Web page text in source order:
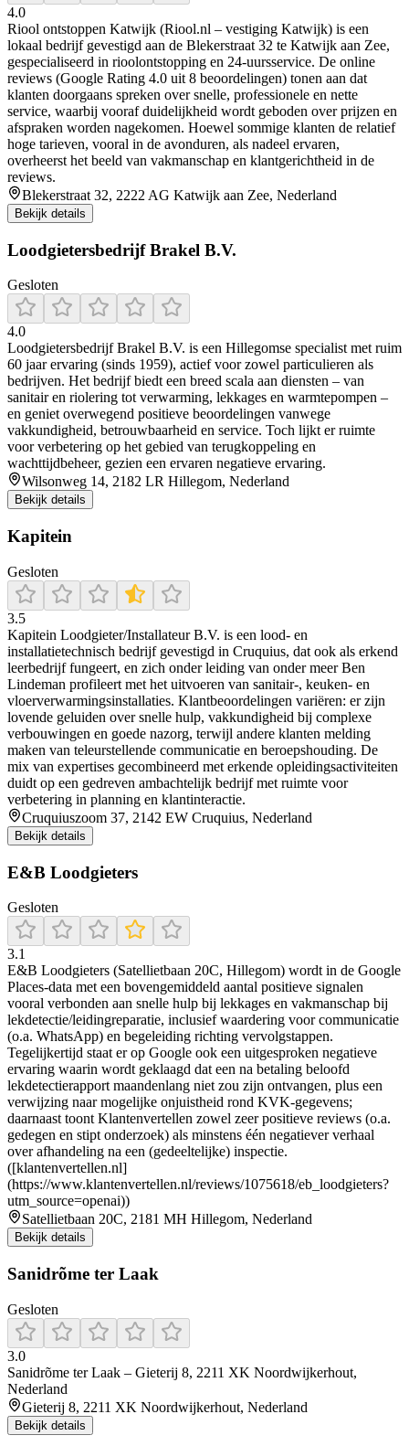
4.0
Riool ontstoppen Katwijk (Riool.nl – vestiging Katwijk) is een
lokaal bedrijf gevestigd aan de Blekerstraat 32 te Katwijk aan Zee,
gespecialiseerd in rioolontstopping en 24-uursservice. De online
reviews (Google Rating 4.0 uit 8 beoordelingen) tonen aan dat
klanten doorgaans spreken over snelle, professionele en nette
service, waarbij vooraf duidelijkheid wordt geboden over prijzen en
afspraken worden nagekomen. Hoewel sommige klanten de relatief
hoge tarieven, vooral in de avonduren, als nadeel ervaren,
overheerst het beeld van vakmanschap en klantgerichtheid in de
reviews.
Blekerstraat 32, 2222 AG Katwijk aan Zee, Nederland
Bekijk details
Loodgietersbedrijf Brakel B.V.
Gesloten
4.0
Loodgietersbedrijf Brakel B.V. is een Hillegomse specialist met ruim
60 jaar ervaring (sinds 1959), actief voor zowel particulieren als
bedrijven. Het bedrijf biedt een breed scala aan diensten – van
sanitair en riolering tot verwarming, lekkages en warmtepompen –
en geniet overwegend positieve beoordelingen vanwege
vakkundigheid, betrouwbaarheid en service. Toch lijkt er ruimte
voor verbetering op het gebied van terugkoppeling en
wachttijdbeheer, gezien een ervaren negatieve ervaring.
Wilsonweg 14, 2182 LR Hillegom, Nederland
Bekijk details
Kapitein
Gesloten
3.5
Kapitein Loodgieter/Installateur B.V. is een lood- en
installatietechnisch bedrijf gevestigd in Cruquius, dat ook als erkend
leerbedrijf fungeert, en zich onder leiding van onder meer Ben
Lindeman profileert met het uitvoeren van sanitair-, keuken- en
vloerverwarmingsinstallaties. Klantbeoordelingen variëren: er zijn
lovende geluiden over snelle hulp, vakkundigheid bij complexe
verbouwingen en goede nazorg, terwijl andere klanten melding
maken van teleurstellende communicatie en beroepshouding. De
mix van expertises gecombineerd met erkende opleidingsactiviteiten
duidt op een gedreven ambachtelijk bedrijf met ruimte voor
verbetering in planning en klantinteractie.
Cruquiuszoom 37, 2142 EW Cruquius, Nederland
Bekijk details
E&B Loodgieters
Gesloten
3.1
E&B Loodgieters (Satellietbaan 20C, Hillegom) wordt in de Google
Places-data met een bovengemiddeld aantal positieve signalen
vooral verbonden aan snelle hulp bij lekkages en vakmanschap bij
lekdetectie/leidingreparatie, inclusief waardering voor communicatie
(o.a. WhatsApp) en begeleiding richting vervolgstappen.
Tegelijkertijd staat er op Google ook een uitgesproken negatieve
ervaring waarin wordt geklaagd dat een na betaling beloofd
lekdetectierapport maandenlang niet zou zijn ontvangen, plus een
verwijzing naar mogelijke onjuistheid rond KVK-gegevens;
daarnaast toont Klantenvertellen zowel zeer positieve reviews (o.a.
gedegen en stipt onderzoek) als minstens één negatiever verhaal
over afhandeling na een (gedeeltelijke) inspectie.
([klantenvertellen.nl]
(https://www.klantenvertellen.nl/reviews/1075618/eb_loodgieters?
utm_source=openai))
Satellietbaan 20C, 2181 MH Hillegom, Nederland
Bekijk details
Sanidrõme ter Laak
Gesloten
3.0
Sanidrõme ter Laak – Gieterij 8, 2211 XK Noordwijkerhout,
Nederland
Gieterij 8, 2211 XK Noordwijkerhout, Nederland
Bekijk details